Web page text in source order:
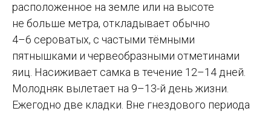
расположенное на земле или на высоте
не больше метра, откладывает обычно
4–6 сероватых, с частыми тёмными
пятнышками и червеобразными отметинами
яиц. Насиживает самка в течение 12–14 дней.
Молодняк вылетает на 9–13-й день жизни.
Ежегодно две кладки. Вне гнездового периода